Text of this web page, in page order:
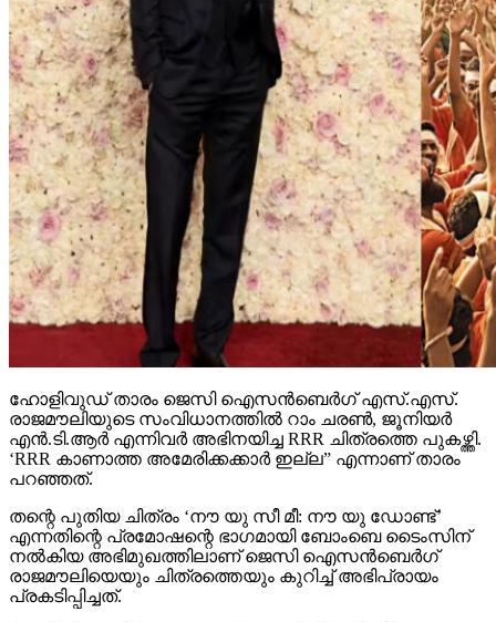
ഹോളിവുഡ് താരം ജെസി ഐസന്‍ബെര്‍ഗ് എസ്.എസ്.
രാജമൗലിയുടെ സംവിധാനത്തില്‍ റാം ചരണ്‍, ജൂനിയര്‍
എന്‍.ടി.ആര്‍ എന്നിവര്‍ അഭിനയിച്ച RRR ചിത്രത്തെ പുകഴ്ത്തി.
‘RRR കാണാത്ത അമേരിക്കക്കാര്‍ ഇല്ല” എന്നാണ് താരം
പറഞ്ഞത്.
തന്റെ പുതിയ ചിത്രം ‘നൗ യു സീ മീ: നൗ യു ഡോണ്ട്’
എന്നതിന്റെ പ്രമോഷന്റെ ഭാഗമായി ബോംബെ ടൈംസിന്
നല്‍കിയ അഭിമുഖത്തിലാണ് ജെസി ഐസന്‍ബെര്‍ഗ്
രാജമൗലിയെയും ചിത്രത്തെയും കുറിച്ച് അഭിപ്രായം
പ്രകടിപ്പിച്ചത്.